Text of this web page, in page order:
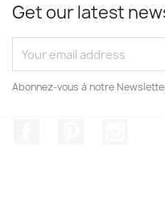
Get our latest
Abonnez-vous à notre